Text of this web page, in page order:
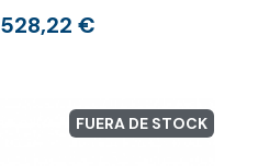
528,22 €
FUERA DE STOCK